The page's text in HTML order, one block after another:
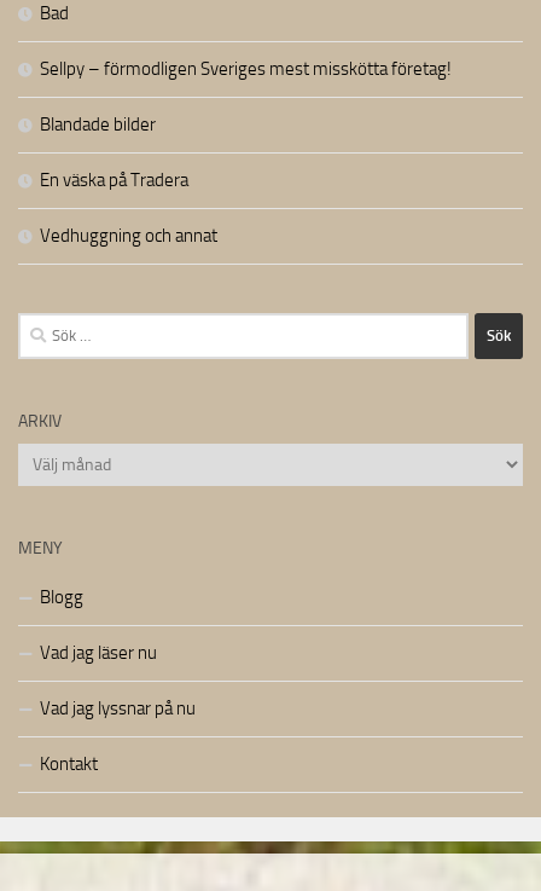
Bad
Sellpy – förmodligen Sveriges mest misskötta företag!
Blandade bilder
En väska på Tradera
Vedhuggning och annat
Sök
efter:
ARKIV
Arkiv
MENY
Blogg
Vad jag läser nu
Vad jag lyssnar på nu
Kontakt